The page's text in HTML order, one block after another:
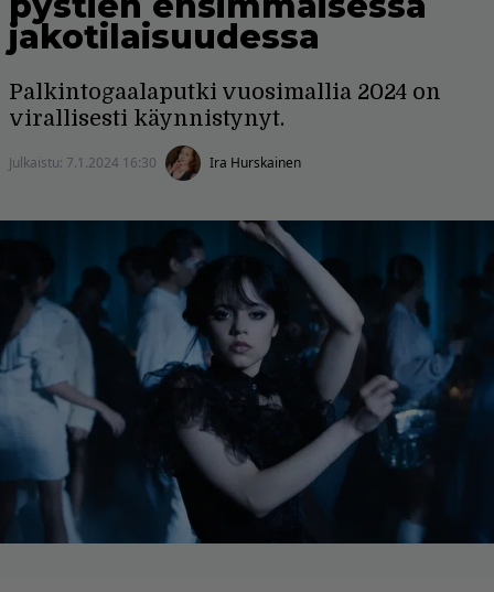
jakotilaisuudessa
Palkintogaalaputki vuosimallia 2024 on
virallisesti käynnistynyt.
Julkaistu: 7.1.2024 16:30 Ira Hurskainen